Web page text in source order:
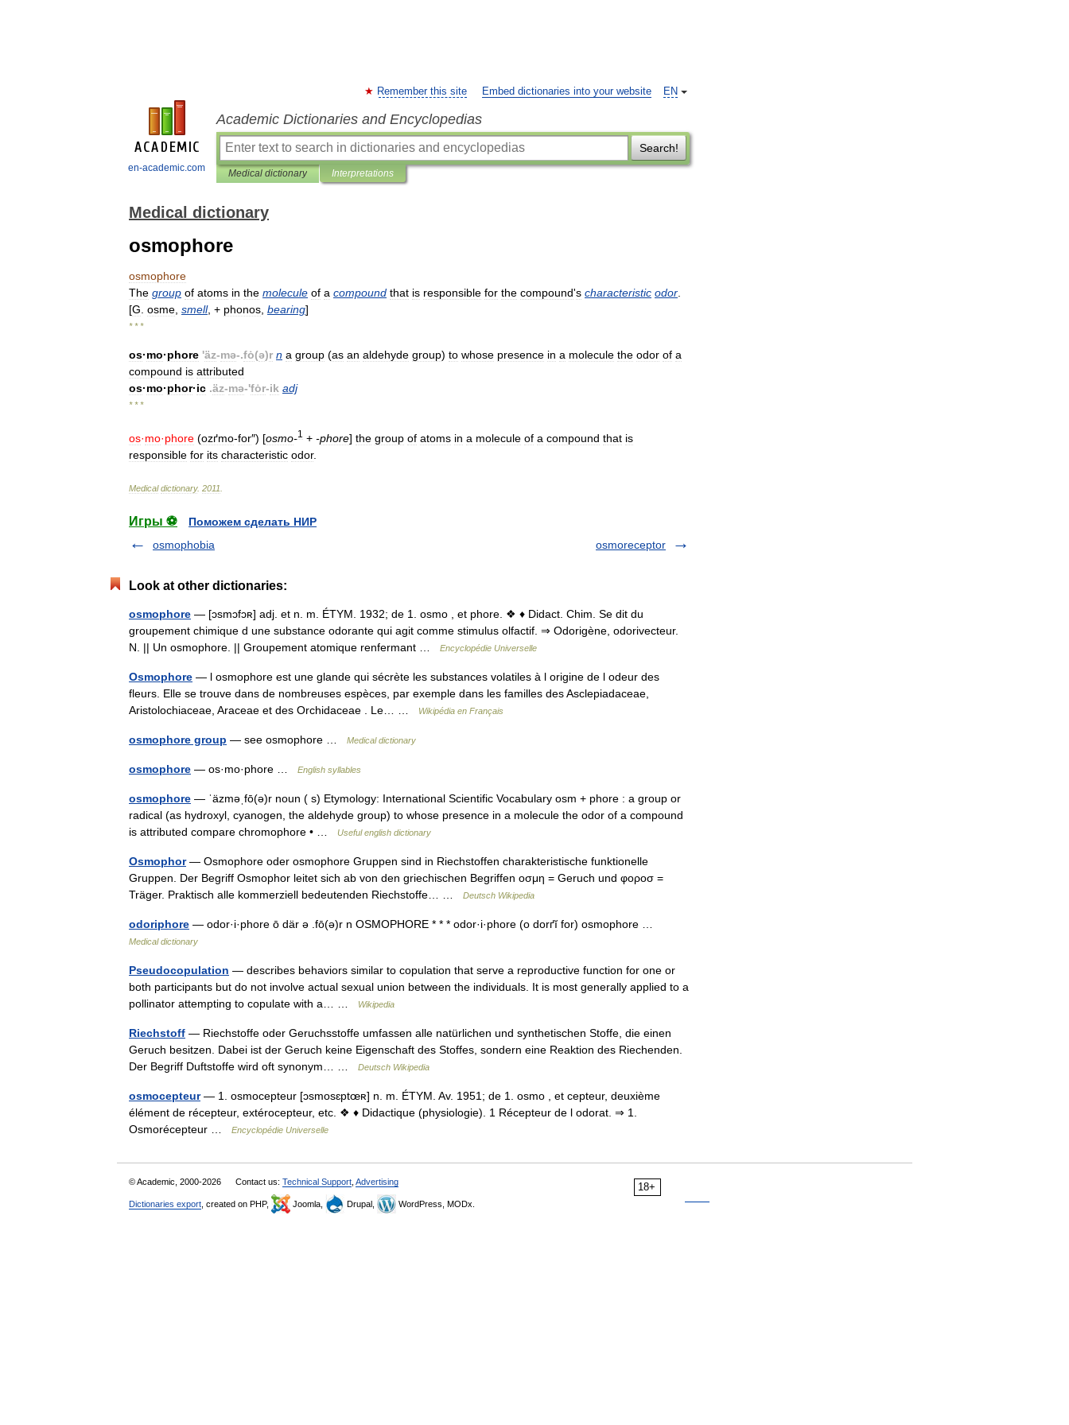
en-academic.com
EN
Remember this site Embed dictionaries into your website
Academic Dictionaries and Encyclopedias
Search!
Medical dictionary Interpretations
Medical dictionary
osmophore
osmophore
The group of atoms in the molecule of a compound that is responsible for the compound's characteristic odor
[G osme smell, + phonos bearing]
* * *
os·mo·phore 'äz-mə-.fȯ(ə)r n a group (as an aldehyde group) to whose presence in a molecule the odor of a
compound is attributed
os·mo·phor·ic .äz-mə-'fȯr-ik adj
* * *
os·mo·phore (ozґmo-for″) [osmo-1 + -phore] the group of atoms in a molecule of a compound that is
responsible for its characteristic odor.
Medical dictionary. 2011
Игры ⚽
Поможем сделать НИР
osmophobia
osmoreceptor
Look at other dictionaries:
osmophore — [ɔsmɔfɔʀ] adj. et n. m. ÉTYM. 1932; de 1. osmo , et phore. ❖ ♦ Didact. Chim. Se dit du
groupement chimique d une substance odorante qui agit comme stimulus olfactif. ⇒ Odorigène, odorivecteur.
N. || Un osmophore. || Groupement atomique renfermant …
Encyclopédie Universelle
Osmophore — l osmophore est une glande qui sécrète les substances volatiles à l origine de l odeur des
fleurs. Elle se trouve dans de nombreuses espèces, par exemple dans les familles des Asclepiadaceae,
Aristolochiaceae, Araceae et des Orchidaceae . Le… …
Wikipédia en Français
osmophore group — see osmophore … Medical dictionary
osmophore — os·mo·phore … English syllables
osmophore — ˈäzməˌfō(ə)r noun ( s) Etymology: International Scientific Vocabulary osm + phore : a group or
radical (as hydroxyl, cyanogen, the aldehyde group) to whose presence in a molecule the odor of a compound
is attributed compare chromophore • …
Useful english dictionary
Osmophor— Osmophore oder osmophore Gruppen sind in Riechstoffen charakteristische funktionelle
Gruppen. Der Begriff Osmophor leitet sich ab von den griechischen Begriffen οσμη = Geruch und φοροσ =
Träger. Praktisch alle kommerziell bedeutenden Riechstoffe… …
Deutsch Wikipedia
odoriphore — odor·i·phore ō där ə .fō(ə)r n OSMOPHORE * * * odor·i·phore (o dorґĭ for) osmophore …
Medical dictionary
Pseudocopulation — describes behaviors similar to copulation that serve a reproductive function for one or
both participants but do not involve actual sexual union between the individuals. It is most generally applied to a
pollinator attempting to copulate with a… …
Wikipedia
Riechstoff — Riechstoffe oder Geruchsstoffe umfassen alle natürlichen und synthetischen Stoffe, die einen
Geruch besitzen. Dabei ist der Geruch keine Eigenschaft des Stoffes, sondern eine Reaktion des Riechenden.
Der Begriff Duftstoffe wird oft synonym… …
Deutsch Wikipedia
osmocepteur— 1. osmocepteur [ɔsmosɛptœʀ] n. m. ÉTYM. Av. 1951; de 1. osmo , et cepteur, deuxième
élément de récepteur, extérocepteur, etc. ❖ ♦ Didactique (physiologie). 1 Récepteur de l odorat. ⇒ 1.
Osmorécepteur …
Encyclopédie Universelle
18+
© Academic, 2000-2026 Contact us: Technical Support Advertising
Dictionaries export , created on PHP, Joomla, Drupal, WordPress, MODx.